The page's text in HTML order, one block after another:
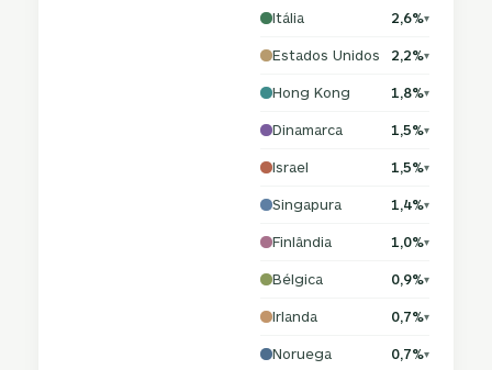
Itália 2,6%▾
Estados Unidos 2,2%▾
Hong Kong 1,8%▾
Dinamarca 1,5%▾
Israel 1,5%▾
Singapura 1,4%▾
Finlândia 1,0%▾
Bélgica 0,9%▾
Irlanda 0,7%▾
Noruega 0,7%▾